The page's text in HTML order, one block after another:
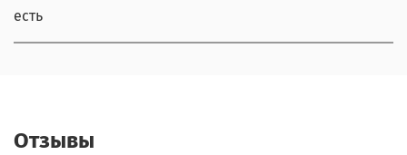
есть
Отзывы